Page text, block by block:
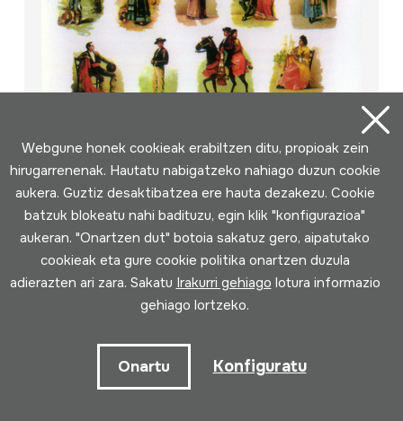
Magna Antologia del Folklore Musical
de España, 3; Andalucia; Navarra
Egilea [Emailerik ez da ezagutzen]
Bilduma mota
Fonoteka
Kokapena: II / 4
Webgune honek cookieak erabiltzen ditu, propioak zein
hirugarrenenak. Hautatu nabigatzeko nahiago duzun cookie
aukera. Guztiz desaktibatzea ere hauta dezakezu. Cookie
batzuk blokeatu nahi badituzu, egin klik "konfigurazioa"
aukeran. "Onartzen dut" botoia sakatuz gero, aipatutako
cookieak eta gure cookie politika onartzen duzula
adierazten ari zara. Sakatu Irakurri gehiago lotura informazio
gehiago lortzeko.
Onartu Konfiguratu